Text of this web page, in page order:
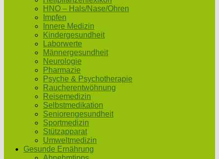
HNO – Hals/Nase/Ohren
Impfen
Innere Medizin
Kindergesundheit
Laborwerte
Männergesundheit
Neurologie
Pharmazie
Psyche & Psychotherapie
Raucherentwöhnung
Reisemedizin
Selbstmedikation
Seniorengesundheit
Sportmedizin
Stützapparat
Umweltmedizin
Gesunde Ernährung